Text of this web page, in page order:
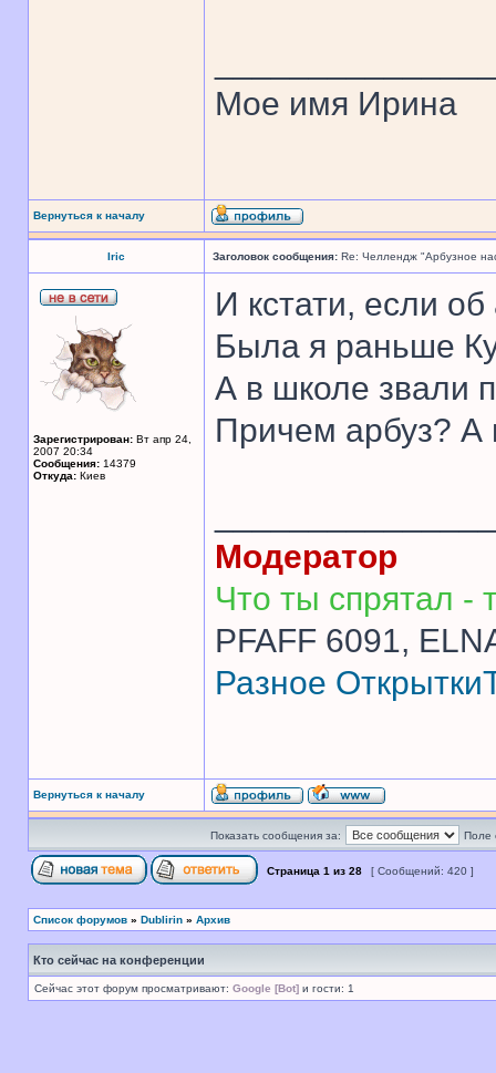
Мое имя Ирина
Вернуться к началу
Iric Заголовок сообщения: Re: Челлендж "Арбузное
Зарегистрирован: Вт апр 24,
2007 20:34
Сообщения: 14379
Откуда: Киев
И кстати, если об
Была я раньше
А в школе звали
Причем арбуз?
Модератор
Что ты спрятал -
PFAFF 6091,
Разное Открытки
Вернуться к началу
Показать сообщения за: Поле
Страница 1 из 28 [ Сообщений: 420 ]
Список форумов » Dublirin » Архив
Кто сейчас на конференции
Сейчас этот форум просматривают: Google [Bot] и гости: 1